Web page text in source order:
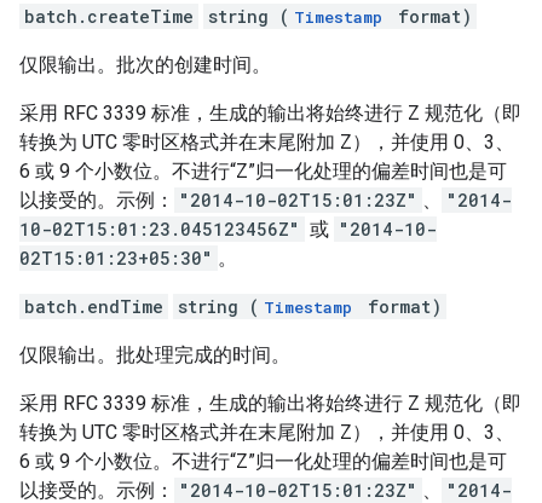
batch.createTime string ( Timestamp format)
仅限输出。批次的创建时间。
采用 RFC 3339 标准，生成的输出将始终进行 Z 规范化（即
转换为 UTC 零时区格式并在末尾附加 Z），并使用 0、3、
6 或 9 个小数位。不进行“Z”归一化处理的偏差时间也是可
以接受的。示例：
"2014-10-02T15:01:23Z" 、
"2014-
10-02T15:01:23.045123456Z" 或 "2014-10-
02T15:01:23+05:30" 。
batch.endTime string ( Timestamp format)
仅限输出。批处理完成的时间。
采用 RFC 3339 标准，生成的输出将始终进行 Z 规范化（即
转换为 UTC 零时区格式并在末尾附加 Z），并使用 0、3、
6 或 9 个小数位。不进行“Z”归一化处理的偏差时间也是可
以接受的。示例：
"2014-10-02T15:01:23Z" 、
"2014-